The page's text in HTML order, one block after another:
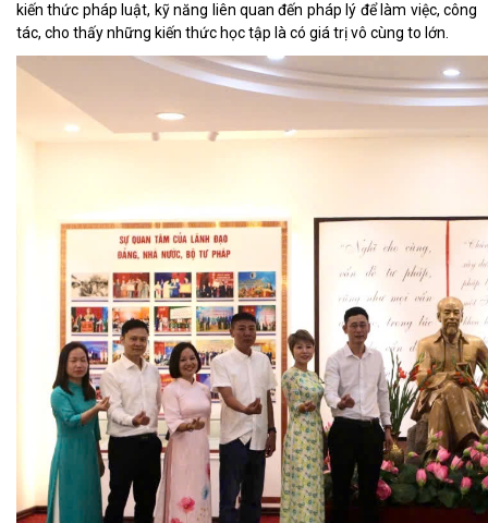
kiến thức pháp luật, kỹ năng liên quan đến pháp lý để làm việc, công
tác, cho thấy những kiến thức học tập là có giá trị vô cùng to lớn.